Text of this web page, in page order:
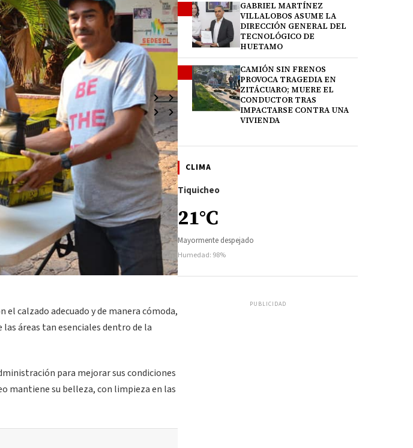
calzado adecuado y de manera cómoda,
áreas tan esenciales dentro de la
para mejorar sus condiciones
mantiene su belleza, con limpieza en las
GABRIEL MARTÍNEZ
VILLALOBOS ASUME LA
DIRECCIÓN GENERAL DEL
TECNOLÓGICO DE
HUETAMO
CAMIÓN SIN FRENOS
PROVOCA TRAGEDIA EN
ZITÁCUARO; MUERE EL
CONDUCTOR TRAS
IMPACTARSE CONTRA UNA
VIVIENDA
CLIMA
Tiquicheo
21°C
Mayormente despejado
Humedad: 98%
PUBLICIDAD